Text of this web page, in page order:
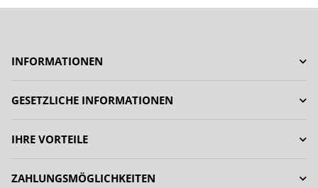
INFORMATIONEN
GESETZLICHE INFORMATIONEN
IHRE VORTEILE
ZAHLUNGSMÖGLICHKEITEN